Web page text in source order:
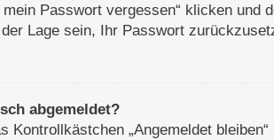
Passwort vergessen“ klicken
Lage sein, Ihr Passwort
abgemeldet?
Kontrollkästchen „Angemeldet